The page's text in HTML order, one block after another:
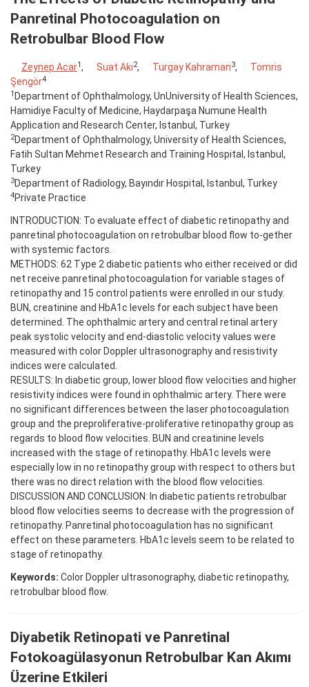
Panretinal Photocoagulation on
Retrobulbar Blood Flow
Zeynep Acar1, Suat Akı2, Turgay Kahraman3,
Tomris
Şengör4
1 Department of Ophthalmology, UnUniversity of Health Sciences,
Hamidiye Faculty of Medicine, Haydarpaşa Numune Health
Application and Research Center, Istanbul, Turkey
2Department of Ophthalmology, University of Health Sciences,
Fatih Sultan Mehmet Research and Training Hospital, Istanbul,
Turkey
3Department of Radiology, Bayındır Hospital, Istanbul, Turkey
4Private Practice
INTRODUCTION: To evaluate effect of diabetic retinopathy and
panretinal photocoagulation on retrobulbar blood flow to-gether
with systemic factors.
METHODS: 62 Type 2 diabetic patients who either received or did
net receive panretinal photocoagulation for variable stages of
retinopathy and 15 control patients were enrolled in our study.
BUN, creatinine and HbA1c levels for each subject have been
determined. The ophthalmic artery and central retinal artery
peak systolic velocity and end-diastolic velocity values were
measured with color Doppler ultrasonography and resistivity
indices were calculated.
RESULTS: In diabetic group, lower blood flow velocities and higher
resistivity indices were found in ophthalmic artery. There were
no significant differences between the laser photocoagulation
group and the preproliferative-proliferative retinopathy group as
regards to blood flow velocities. BUN and creatinine levels
increased with the stage of retinopathy. HbA1c levels were
especially low in no retinopathy group with respect to others but
there was no direct relation with the blood flow velocities.
DISCUSSION AND CONCLUSION: In diabetic patients retrobulbar
blood flow velocities seems to decrease with the progression of
retinopathy. Panretinal photocoagulation has no significant
effect on these parameters. HbA1c levels seem to be related to
stage of retinopathy.
Keywords: Color Doppler ultrasonography, diabetic retinopathy,
retrobulbar blood flow.
Diyabetik Retinopati ve Panretinal
Fotokoagülasyonun Retrobulbar Kan Akımı
Üzerine Etkileri